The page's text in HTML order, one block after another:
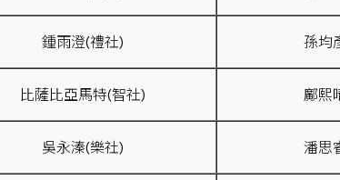
鍾雨澄(禮社) 孫均
比薩比亞馬特(智社) 鄺熙
吳永溱(樂社) 潘思